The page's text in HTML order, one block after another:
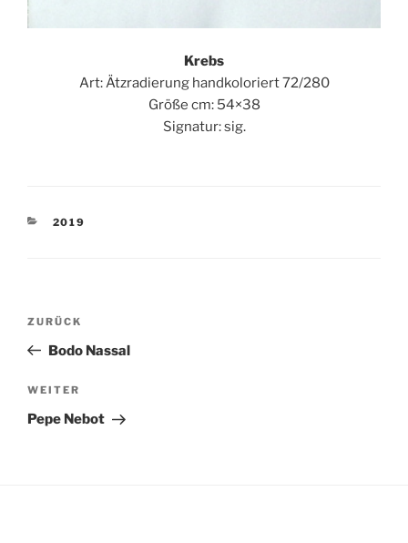
Krebs
Art: Ätzradierung handkoloriert 72/280
Größe cm: 54×38
Signatur: sig.
KATEGORIEN
2019
Beitragsnavigation
Vorheriger
Beitrag
ZURÜCK
Bodo Nassal
Nächster
Beitrag
WEITER
Pepe Nebot